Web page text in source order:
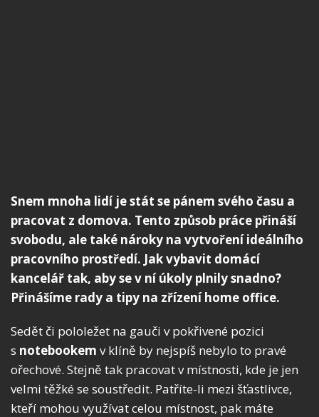
Snem mnoha lidí je stát se pánem svého času a
pracovat z domova. Tento způsob práce přináší
svobodu, ale také nároky na vytvoření ideálního
pracovního prostředí. Jak vybavit domácí
kancelář tak, aby se v ní úkoly plnily snadno?
Přinášíme rady a tipy na zřízení home office.
Sedět či pololežet na gauči v pokřivené pozici
s notebookem v klíně by nejspíš nebylo to pravé
ořechové. Stejně tak pracovat v místnosti, kde je jen
velmi těžké se soustředit. Patříte-li mezi šťastlivce,
kteří mohou využívat celou místnost, pak máte